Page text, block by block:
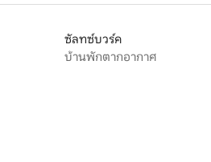
ซัลทซ์บวร์ค
บ้านพักตากอากาศ